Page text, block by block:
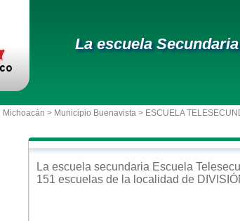
La escuela
Michoacán > Municipio Buenavista > ESCUELA
La escuela secundaria Escuela
151 escuelas de la localidad de